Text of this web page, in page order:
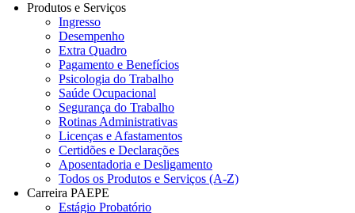
Produtos e Serviços
Ingresso
Desempenho
Extra Quadro
Pagamento e Benefícios
Psicologia do Trabalho
Saúde Ocupacional
Segurança do Trabalho
Rotinas Administrativas
Licenças e Afastamentos
Certidões e Declarações
Aposentadoria e Desligamento
Todos os Produtos e Serviços (A-Z)
Carreira PAEPE
Estágio Probatório